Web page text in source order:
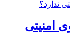
امنیتی